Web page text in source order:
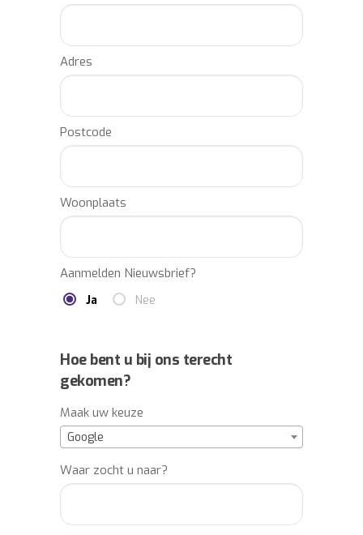
Adres
Postcode
Woonplaats
Aanmelden Nieuwsbrief?
Ja Nee
Hoe bent u bij ons terecht
gekomen?
Maak uw keuze
Google
Waar zocht u naar?